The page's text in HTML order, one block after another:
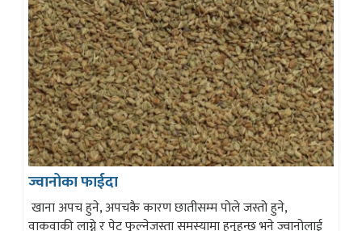
ज्वानोका फाईदा
खाना अपच हुने, अपचकै कारण छातीसम्म पोले जस्तो हुने,